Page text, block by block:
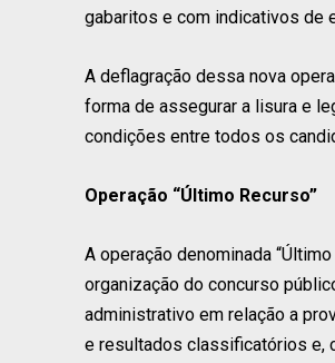
gabaritos e com indicativos de
A deflagração dessa nova
forma de assegurar a lisura e
condições entre todos os
Operação “Último Recurso”
A operação denominada
organização do concurso
administrativo em relação a
e resultados classificatórios e,